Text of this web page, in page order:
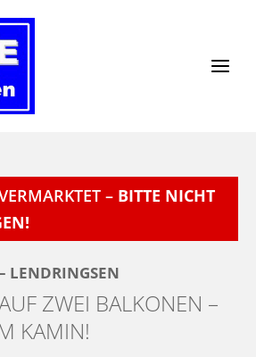
– BITTE NICHT
LENDRINGSEN
ZWEI BALKONEN –
KAMIN!